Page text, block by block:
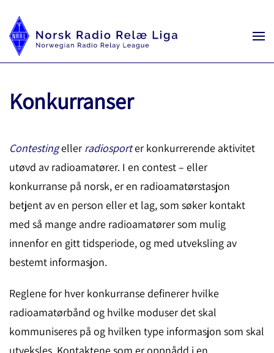
Konkurranser
Contestingeller radiosporter konkurrerende aktivitet
utøvd av radioamatører. I en contest – eller
konkurranse på norsk, er en radioamatørstasjon
betjent av en person eller et lag, som søker kontakt
med så mange andre radioamatører som mulig
innenfor en gitt tidsperiode, og med utveksling av
bestemt informasjon.
Reglene for hver konkurranse definerer hvilke
radioamatørbånd og hvilke moduser det skal
kommuniseres på og hvilken type informasjon som skal